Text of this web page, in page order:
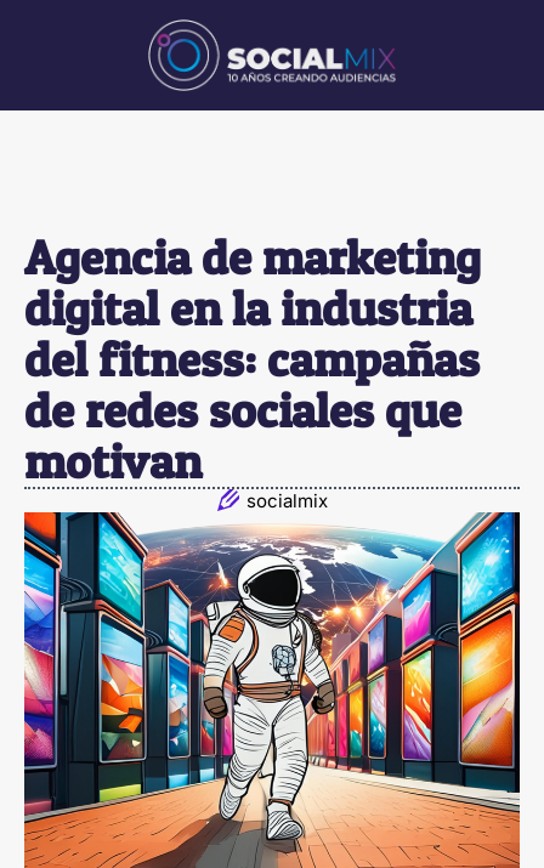
Agencia de marketing
digital en la industria
del fitness: campañas
de redes sociales que
motivan
socialmix